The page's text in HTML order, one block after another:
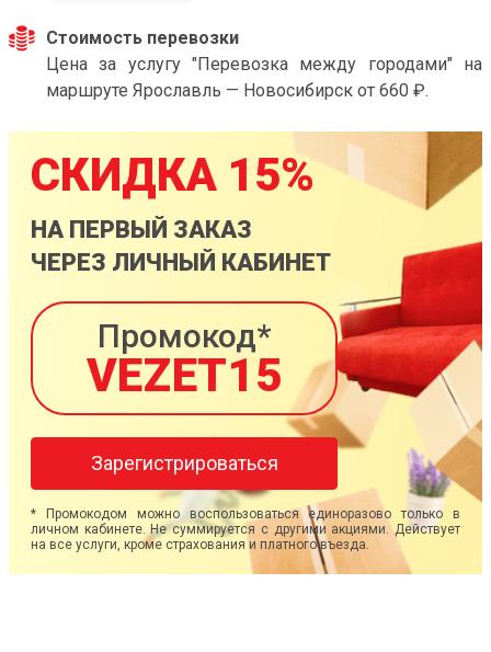
Стоимость перевозки
Цена за услугу "Перевозка между городами" на
маршруте Ярославль — Новосибирск от 660 ₽.
СКИДКА 15%
НА ПЕРВЫЙ ЗАКАЗ
ЧЕРЕЗ ЛИЧНЫЙ КАБИНЕТ
Промокод*
VEZET15
Зарегистрироваться
* Промокодом можно воспользоваться единоразово только в
личном кабинете. Не суммируется с другими акциями. Действует
на все услуги, кроме страхования и платного въезда.